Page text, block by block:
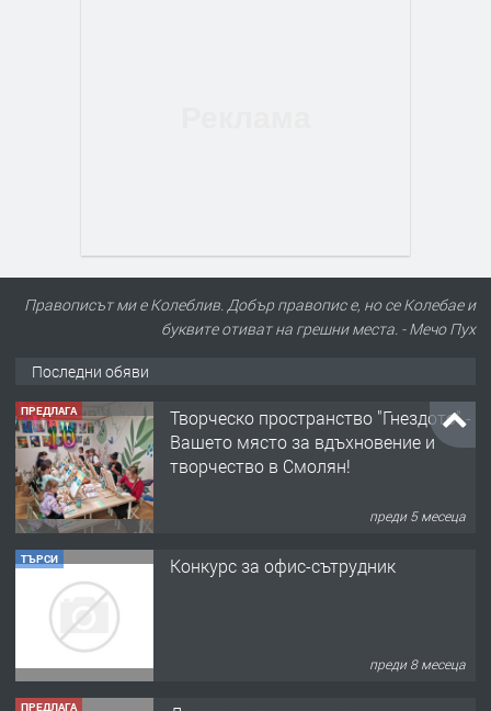
Правописът ми е Колеблив. Добър правопис е, но се Колебае и
буквите отиват на грешни места. - Мечо Пух
Последни обяви
ПРЕДЛАГА
Творческо пространство "Гнездото" -
Вашето място за вдъхновение и
творчество в Смолян!
преди 5 месеца
ТЪРСИ Конкурс за офис-сътрудник
преди 8 месеца
ПРЕДЛАГА